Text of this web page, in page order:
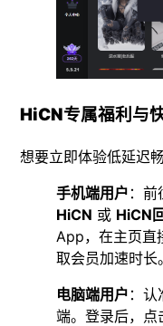
HiCN专属福利与
想要立即体验低延迟
手机端用户 ：
HiCN 或 HiCN
App，在主页
取会员加速时长。
电脑端用户 ：认
端。登录后，点